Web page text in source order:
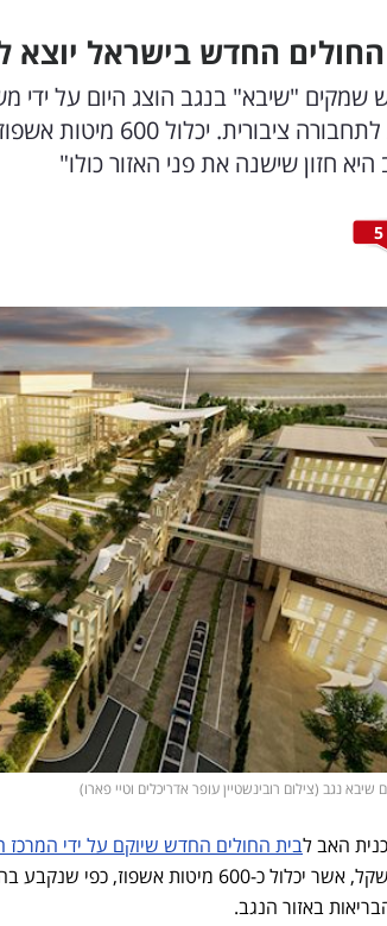
"שיבא" בנגב הוצג היום על ידי
עם גן בוטני, פארק
חזון שישנה את פני האזור כולו"
5
שיבא נגב (צילום רובינשטיין עופר אדריכלים וטיי פארו)
האב לבית החולים החדש שיוקם על ידי
כ-300 מיליון שקל, אשר יכלול כ-600
באזור הנגב.